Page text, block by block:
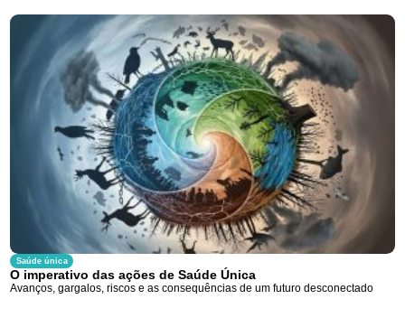
Saúde única
O imperativo das ações de Saúde Única
Avanços, gargalos, riscos e as consequências de um futuro desconectado